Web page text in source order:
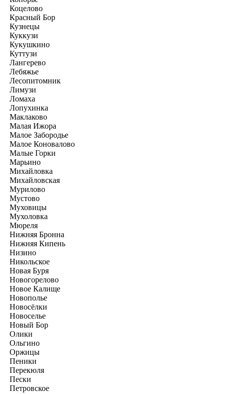
Коцелово
Красный Бор
Кузнецы
Куккузи
Кукушкино
Куттузи
Лангерево
Лебяжье
Лесопитомник
Лимузи
Ломаха
Лопухинка
Маклаково
Малая Ижора
Малое Забородье
Малое Коновалово
Малые Горки
Марьино
Михайловка
Михайловская
Мурилово
Мустово
Муховицы
Мухоловка
Мюреля
Нижняя Бронна
Нижняя Кипень
Низино
Никольское
Новая Буря
Новогорелово
Новое Калище
Новополье
Новосёлки
Новоселье
Новый Бор
Олики
Ольгино
Оржицы
Пеники
Перекюля
Пески
Петровское